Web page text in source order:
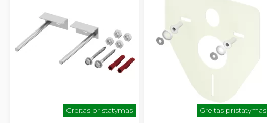
Greitas pristatymas Greitas pristatymas